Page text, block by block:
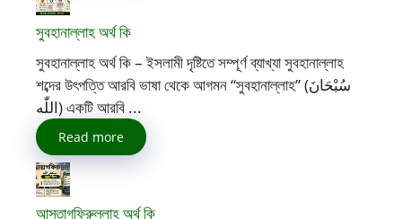
সুবহানাল্লাহ অর্থ কি
সুবহানাল্লাহ অর্থ কি – ইসলামী দৃষ্টিতে সম্পূর্ণ ব্যাখ্যা সুবহানাল্লাহ
শব্দের উৎপত্তি আরবি ভাষা থেকে আগমন “সুবহানাল্লাহ” (سُبْحَانَ
اللّٰه) একটি আরবি ...
Read more
আস্তাগফিরুল্লাহ অর্থ কি